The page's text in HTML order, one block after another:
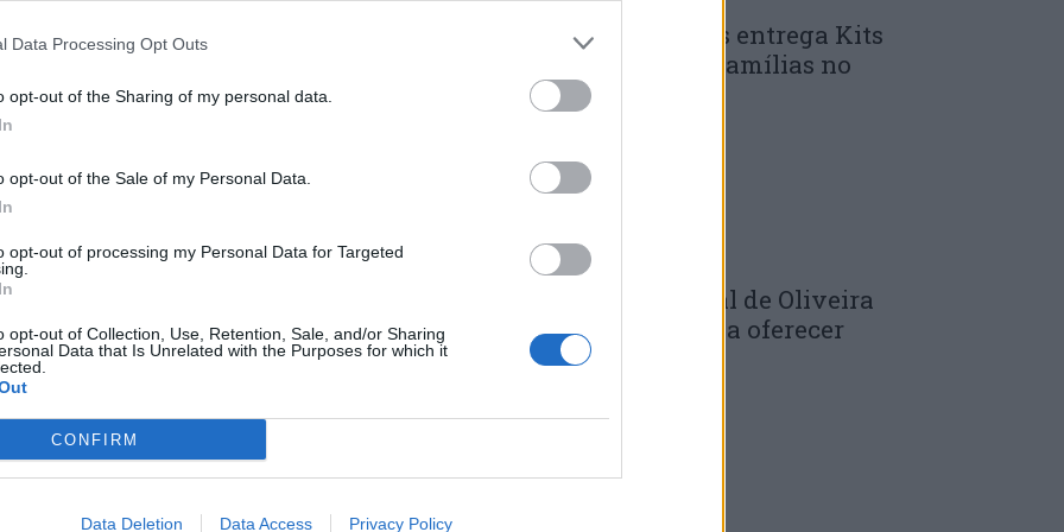
Data Processing Opt Outs
opt-out of the Sharing of my personal data.
opt-out of the Sale of my Personal Data.
opt-out of processing my Personal Data for Targeted
opt-out of Collection, Use, Retention, Sale, and/or Sharing
Data that Is Unrelated with the Purposes for which it
CONFIRM
Data Deletion Data Access Privacy Policy
em sua defesa que havia limpo o
teve a necessidade de recorrer a entidades
mesmo assim, decidiu aplicar ao município
os 1.600 euros, acrescidos de custas, o que
Esteves decidiu apresentar uma
da Comarca de Aveiro, que a veio a
uma admoestação, nos termos da sentença
presidente.
Município de Góis entrega Kits
Comunitários às famílias no
âmbito do...
Câmara Municipal de Oliveira
do Hospital volta a oferecer
cadernos de...